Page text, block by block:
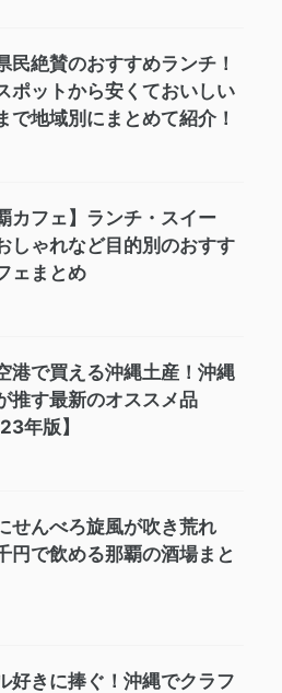
民絶賛のおすすめランチ！
ポットから安くておいしい
で地域別にまとめて紹介！
カフェ】ランチ・スイー
しゃれなど目的別のおすす
ェまとめ
港で買える沖縄土産！沖縄
推す最新のオススメ品
年版】
せんべろ旋風が吹き荒れ
円で飲める那覇の酒場まと
好きに捧ぐ！沖縄でクラフ